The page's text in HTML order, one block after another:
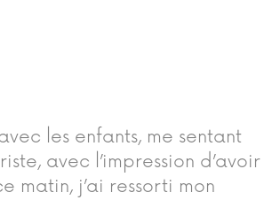
les enfants, me sentant
avec l’impression d’avoir
matin, j’ai ressorti mon